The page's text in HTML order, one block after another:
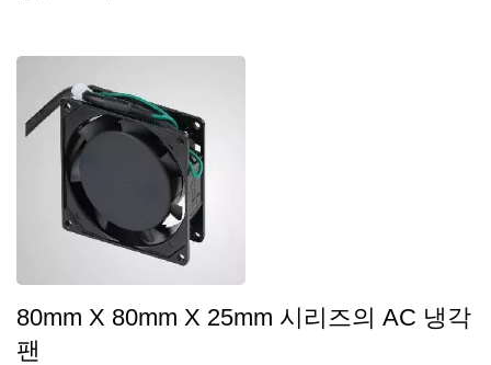
80mm X 80mm X 25mm 시리즈의 AC 냉각
팬